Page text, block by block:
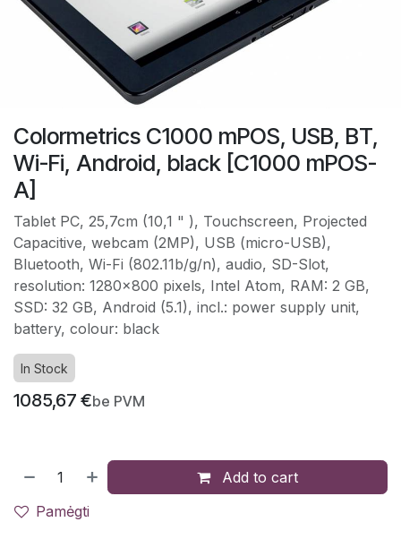
Colormetrics C1000 mPOS, USB, BT,
Wi-Fi, Android, black [C1000 mPOS-
A]
Tablet PC, 25,7cm (10,1 " ), Touchscreen, Projected
Capacitive, webcam (2MP), USB (micro-USB),
Bluetooth, Wi-Fi (802.11b/g/n), audio, SD-Slot,
resolution: 1280x800 pixels, Intel Atom, RAM: 2 GB,
SSD: 32 GB, Android (5.1), incl.: power supply unit,
battery, colour: black
In Stock
1085,67 €be PVM
Add to cart
Pamėgti